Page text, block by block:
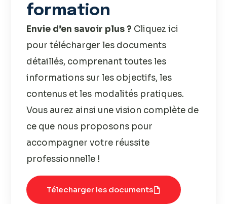
formation
Envie d’en savoir plus ? Cliquez ici
pour télécharger les documents
détaillés, comprenant toutes les
informations sur les objectifs, les
contenus et les modalités pratiques.
Vous aurez ainsi une vision complète de
ce que nous proposons pour
accompagner votre réussite
professionnelle !
Télecharger les documents